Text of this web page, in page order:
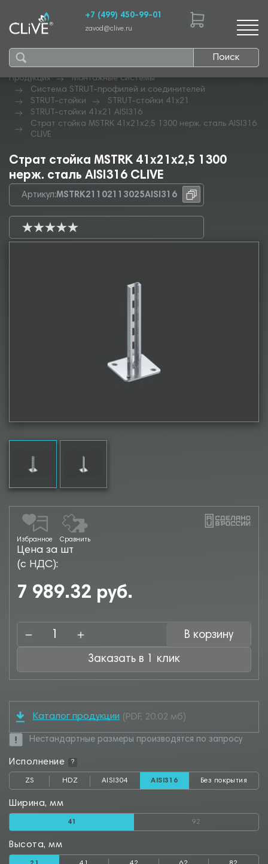
Поиск
+7 (499) 450-99-01
zavod@clive.ru
Продукция
Монтажные системы
Система STRUT-профилей и соединителей
STRUT-стойки
STRUT-стойки 41х21
STRUT-стойки 41х21 AISI316
Страт стойка MSTRK 41х21х2,5 1300 нерж. сталь AISI316
CLIVE
Страт стойка MSTRK 41х21х2,5 1300
нерж. сталь AISI316 CLIVE
Артикул:MSTRK21102113025AISI316
Избранное Сравнить
Цена за шт
(с НДС):
7 989.32 руб.
В корзину
Заказать в 1 клик
Каталог продукции (PDF, 20.02 мб)
Нестандартные размеры производятся по запросу
Исполнение ?
ZS HDZ AISI304 AISI316 Без покрытия
Ширина, мм
41 92
Высота, мм